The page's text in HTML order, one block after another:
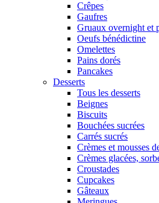
Crêpes
Gaufres
Gruaux overnight et
Oeufs bénédictine
Omelettes
Pains dorés
Pancakes
Desserts
Tous les desserts
Beignes
Biscuits
Bouchées sucrées
Carrés sucrés
Crèmes et mousses
Crèmes glacées,
Croustades
Cupcakes
Gâteaux